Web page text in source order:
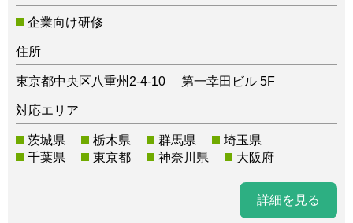
企業向け研修
住所
東京都中央区八重州2-4-10 第一幸田ビル 5F
対応エリア
茨城県 栃木県 群馬県
埼玉県
千葉県
東京都 神奈川県 大阪府
詳細を見る